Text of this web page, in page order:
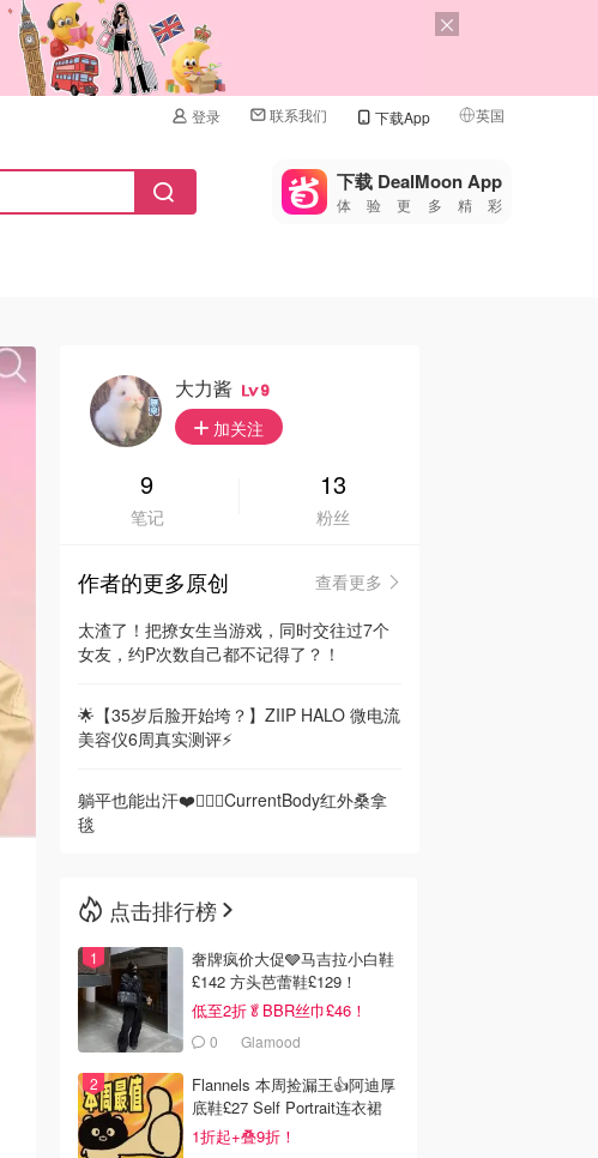
登录 联系我们 下载App 英国
🇺🇸
🇨🇳 中国
🇦🇺
🇳🇿新西兰
下载 DealMoon App
体验更多精彩
大力酱 9
加关注
9
笔记
13
粉丝
作者的更多原创
查看更多
太渣了！把撩女生当游戏，同时交往过7个
女友，约P次数自己都不记得了？！
🌟【35岁后脸开始垮？】ZIIP HALO 微电流
美容仪6周真实测评⚡️
躺平也能出汗❤️🧖🏻‍♀️CurrentBody红外桑拿
毯
点击排行榜
奢牌疯价大促🩶马吉拉小白鞋
£142 方头芭蕾鞋£129！
低至2折🥬BBR丝巾£46！
0 Glamood
Flannels 本周捡漏王👍阿迪厚
底鞋£27 Self Portrait连衣裙
£63
1折起+叠9折！